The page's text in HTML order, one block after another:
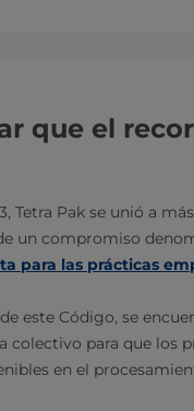
que el
Tetra Pak se unió a
un compromiso
para las prácticas
este Código, se
colectivo para que los
en el